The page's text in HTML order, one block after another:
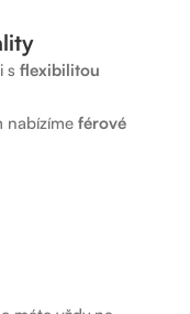
s flexibilitou
nabízíme férové